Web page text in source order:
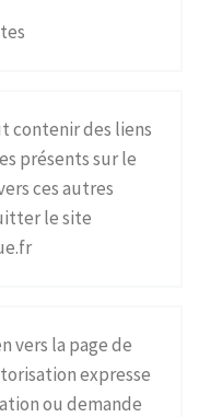
contenir des liens
présents sur le
ces autres
le site
vers la page de
expresse
ou demande